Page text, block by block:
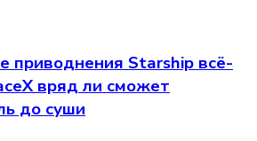
приводнения Starship всё-
вряд ли сможет
до суши